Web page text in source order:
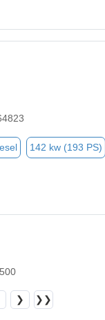
142 kw (193 PS)
❯ ❯❯